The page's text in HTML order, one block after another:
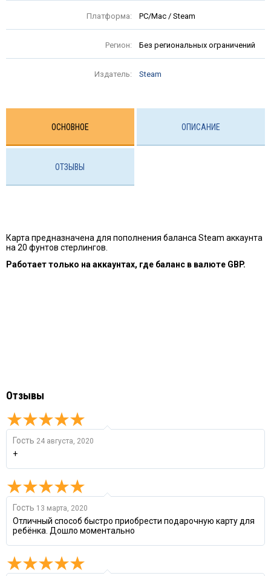
Платформа: PC/Mac / Steam
Регион: Без региональных ограничений
Издатель: Steam
ОСНОВНОЕ ОПИСАНИЕ
ОТЗЫВЫ
Карта предназначена для пополнения баланса Steam аккаунта
на 20 фунтов стерлингов.
Работает только на аккаунтах, где баланс в валюте GBP.
Отзывы
Гость 24 августа, 2020
+
Гость 13 марта, 2020
Отличный способ быстро приобрести подарочную карту для
ребёнка. Дошло моментально